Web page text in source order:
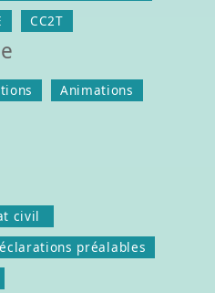
CC2T
Animations
civil
préalables